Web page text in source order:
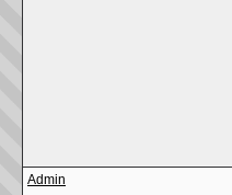
Admin